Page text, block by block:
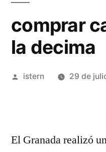
comprar
la decima
Publicado
istern 29 de
El Granada realizó